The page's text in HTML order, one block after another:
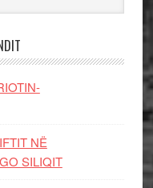
NË
SILIQIT